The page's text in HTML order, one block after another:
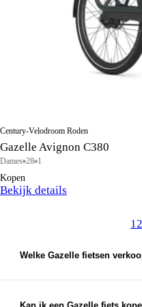
Century-Velodroom Roden
Gazelle Avignon C380
Dames 28 1
Kopen
Bekijk details
1 2
Welke Gazelle fietsen
transportfietsmodellen.